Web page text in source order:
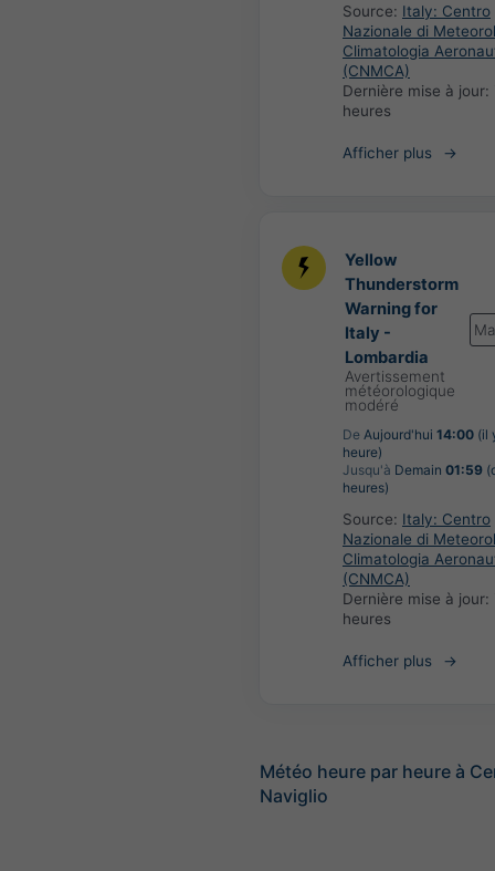
Source: Italy: Centro
Nazionale di
Climatologia
(CNMCA)
Dernière mise à jour:
heures
Afficher plus
Yellow
Thunderstorm
Warning for
Italy -
Lombardia
Avertissement
météorologique
modéré
De Aujourd'hui 14:00 (il
heure)
Jusqu'à Demain 01:59
heures)
Source: Italy: Centro
Nazionale di
Climatologia
(CNMCA)
Dernière mise à jour:
heures
Afficher plus
Météo heure par heure à
Naviglio